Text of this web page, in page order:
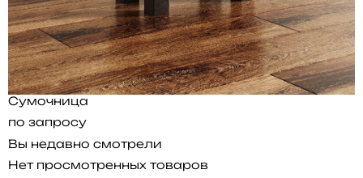
Сумочница
по запросу
Вы недавно смотрели
Нет просмотренных товаров